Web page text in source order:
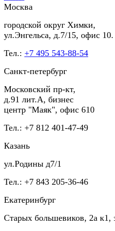
Москва
городской округ Химки,
ул.Энгельса, д.7/15, офис 10.
Тел.: +7 495 543-88-54
Санкт-петербург
Московский пр-кт,
д.91 лит.А, бизнес
центр "Маяк", офис 610
Тел.: +7 812 401-47-49
Казань
ул.Родины д7/1
Тел.: +7 843 205-36-46
Екатеринбург
Старых большевиков, 2а к1,